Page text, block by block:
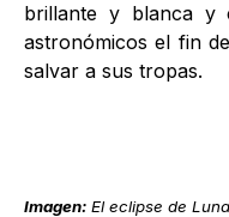
brillante y blanca y
astronómicos el fin
salvar a sus tropas.
Imagen: El eclipse de